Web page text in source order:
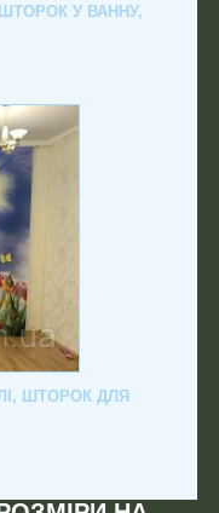
У ВАННУ,
ШТОРОК ДЛЯ